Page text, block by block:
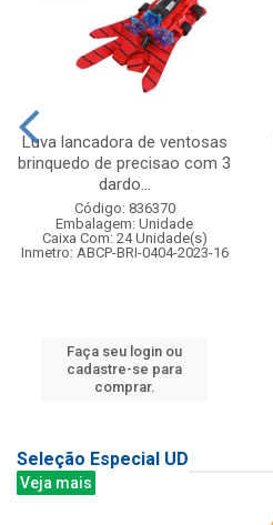
Luva lancadora de ventosas
brinquedo de precisao com 3
dardo...
Código: 836370
Embalagem: Unidade
Caixa Com: 24 Unidade(s)
Inmetro: ABCP-BRI-0404-2023-16
Faça seu login ou
cadastre-se para
comprar.
Seleção Especial UD
Veja mais